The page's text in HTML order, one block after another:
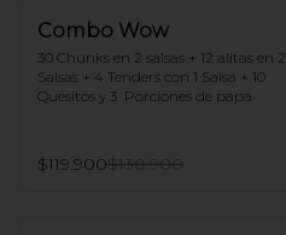
Combo Wow
30 Chunks en 2 salsas + 12 alitas en 2
Salsas + 4 Tenders con 1 Salsa + 10
Quesitos y 3  Porciones de papa
$119.900$130.900